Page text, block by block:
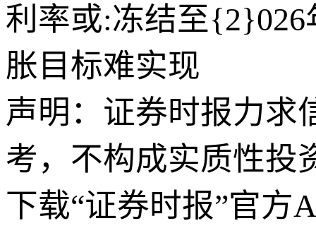
利率或:冻结至{2}026
胀目标难实现
声明：证券时报力求
考，不构成实质性投
下载“证券时报”官方